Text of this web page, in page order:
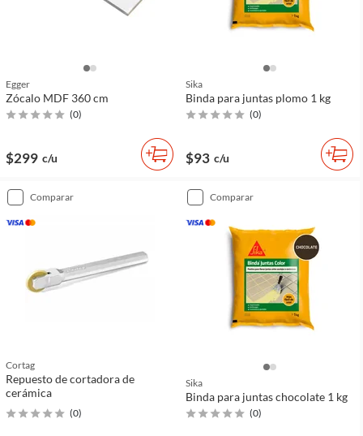
Egger
Zócalo MDF 360 cm
(0)
$299 c/u
Sika
Binda para juntas plomo 1 kg
(0)
$93 c/u
comparar
Cortag
Repuesto de cortadora de
cerámica
(0)
comparar
Sika
Binda para juntas chocolate 1 kg
(0)